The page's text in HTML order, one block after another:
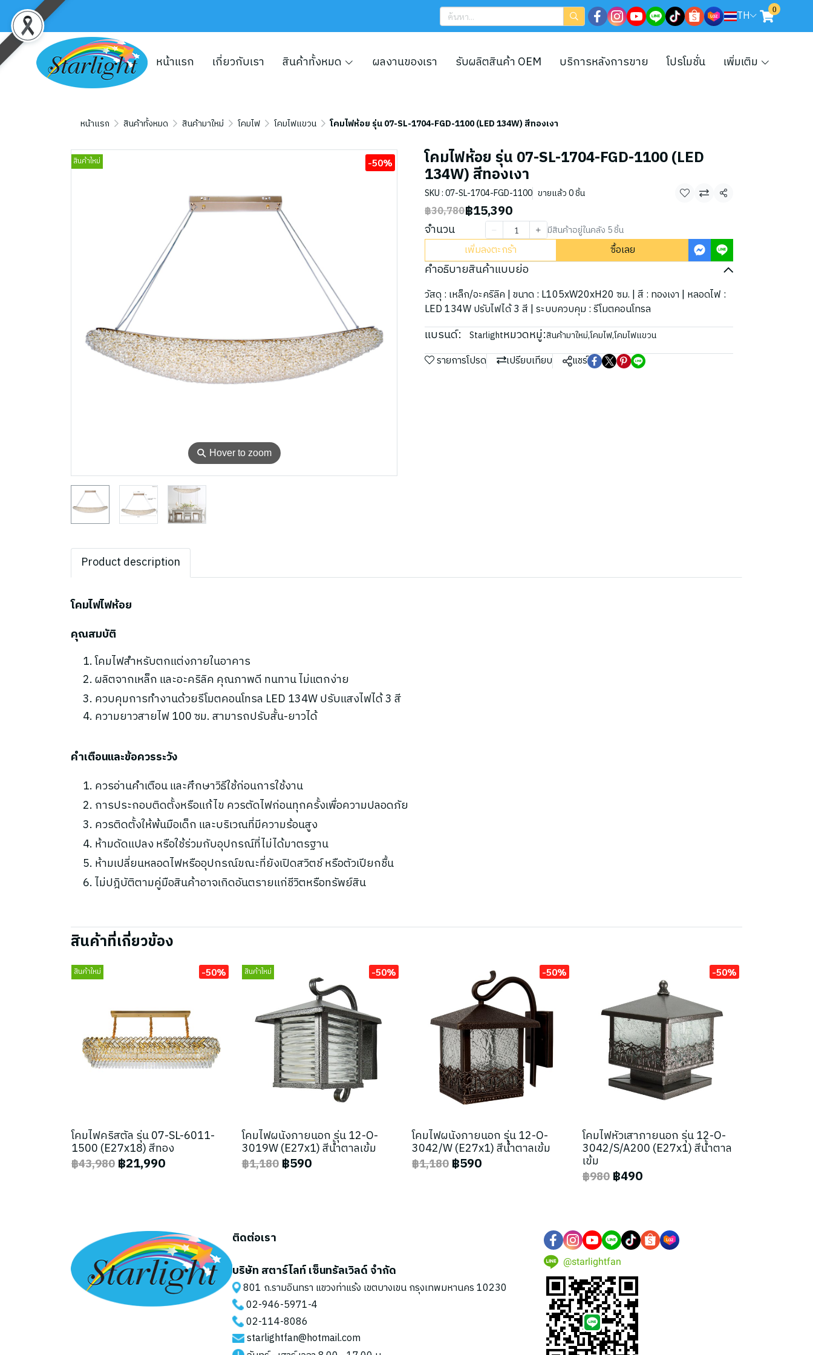
TH 0
หน้าแรก เกี่ยวกับเรา สินค้าทั้งหมด ผลงานของเรา รับผลิตสินค้า OEM บริการหลังการขาย โปรโมชั่น เพิ่มเติม
หน้าแรก สินค้าทั้งหมด สินค้ามาใหม่ โคมไฟ โคมไฟแขวน โคมไฟห้อย รุ่น 07-SL-1704-FGD-1100 (LED 134W) สีทองเงา
⚲ Hover to zoom
สินค้าใหม่ -50% โคมไฟห้อย รุ่น 07-SL-1704-FGD-1100 (LED
134W) สีทองเงา
SKU : 07-SL-1704-FGD-1100 ขายแล้ว 0 ชิ้น
แชร์
฿30,780฿15,390
จำนวน มีสินค้าอยู่ในคลัง 5 ชิ้น
เพิ่มลงตะกร้า ซื้อเลย
คำอธิบายสินค้าแบบย่อ
วัสดุ : เหล็ก/อะคริลิค | ขนาด : L105xW20xH20 ซม. | สี : ทองเงา | หลอดไฟ :
LED 134W ปรับไฟได้ 3 สี | ระบบควบคุม : รีโมตคอนโทรล
แบรนด์: Starlightหมวดหมู่:สินค้ามาใหม่,โคมไฟ,โคมไฟแขวน
รายการโปรด เปรียบเทียบ แชร์
Product description
โคมไฟไฟห้อย
คุณสมบัติ
โคมไฟสำหรับตกแต่งภายในอาคาร
ผลิตจากเหล็ก และอะคริลิค คุณภาพดี ทนทาน ไม่แตกง่าย
ควบคุมการทำงานด้วยรีโมตคอนโทรล LED 134W ปรับแสงไฟได้ 3 สี
ความยาวสายไฟ 100 ซม. สามารถปรับสั้น-ยาวได้
คำเตือนและข้อควรระวัง
ควรอ่านคำเตือน และศึกษาวิธีใช้ก่อนการใช้งาน
การประกอบติดตั้งหรือแก้ไข ควรตัดไฟก่อนทุกครั้งเพื่อความปลอดภัย
ควรติดตั้งให้พ้นมือเด็ก และบริเวณที่มีความร้อนสูง
ห้ามดัดแปลง หรือใช้ร่วมกับอุปกรณ์ที่ไม่ได้มาตรฐาน
ห้ามเปลี่ยนหลอดไฟหรืออุปกรณ์ขณะที่ยังเปิดสวิตช์ หรือตัวเปียกชื้น
ไม่ปฎิบัติตามคู่มือสินค้าอาจเกิดอันตรายแก่ชีวิตหรือทรัพย์สิน
สินค้าที่เกี่ยวข้อง
สินค้าใหม่ -50%
โคมไฟคริสตัล รุ่น 07-SL-6011-
1500 (E27x18) สีทอง
฿43,980 ฿21,990
สินค้าใหม่ -50%
โคมไฟผนังภายนอก รุ่น 12-O-
3019W (E27x1) สีน้ำตาลเข้ม
฿1,180 ฿590
-50%
โคมไฟผนังภายนอก รุ่น 12-O-
3042/W (E27x1) สีน้ำตาลเข้ม
฿1,180 ฿590
-50%
โคมไฟหัวเสาภายนอก รุ่น 12-O-
3042/S/A200 (E27x1) สีน้ำตาล
เข้ม
฿980 ฿490
ติดต่อเรา
บริษัท สตาร์ไลท์ เซ็นทรัลเวิลด์ จำกัด
801 ถ.รามอินทรา แขวงท่าแร้ง เขตบางเขน กรุงเทพมหานคร 10230
02-946-5971-4
02-114-8086
starlightfan@hotmail.com
@starlightfan